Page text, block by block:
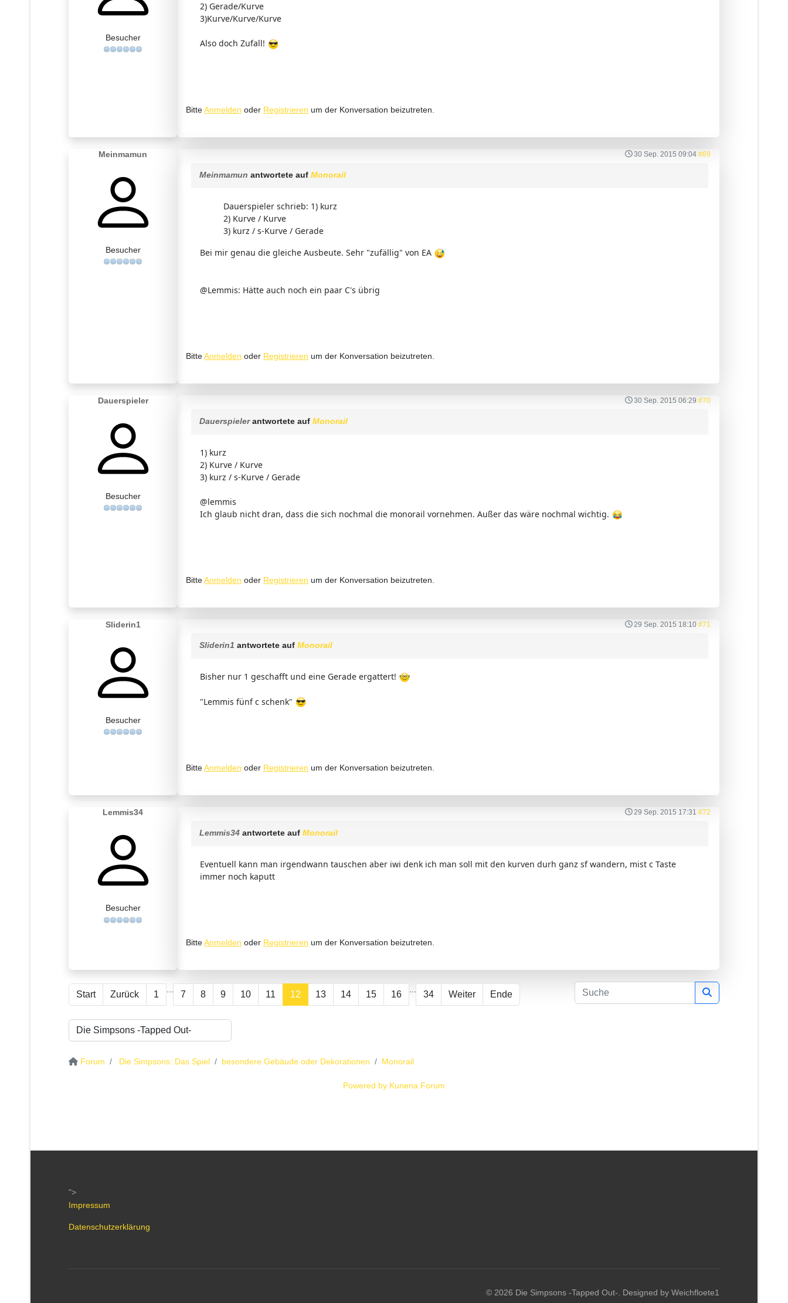
Besucher
2) Gerade/Kurve
3)Kurve/Kurve/Kurve
Also doch Zufall!
BitteAnmelden oder Registrieren um der Konversation beizutreten.
Meinmamun
Besucher
30 Sep. 2015 09:04 #69
Meinmamun antwortete auf Monorail
Dauerspieler schrieb: 1) kurz
2) Kurve / Kurve
3) kurz / s-Kurve / Gerade
Bei mir genau die gleiche Ausbeute. Sehr "zufällig" von EA
@Lemmis: Hätte auch noch ein paar C's übrig
BitteAnmelden oder Registrieren um der Konversation beizutreten.
Dauerspieler
Besucher
30 Sep. 2015 06:29 #70
Dauerspielerantwortete auf Monorail
1) kurz
2) Kurve / Kurve
3) kurz / s-Kurve / Gerade
@lemmis
Ich glaub nicht dran, dass die sich nochmal die monorail vornehmen. Außer das wäre nochmal wichtig.
BitteAnmelden oder Registrieren um der Konversation beizutreten.
Sliderin1
Besucher
29 Sep. 2015 18:10 #71
Sliderin1 antwortete auf Monorail
Bisher nur 1 geschafft und eine Gerade ergattert!
"Lemmis fünf c schenk"
BitteAnmelden oder Registrieren um der Konversation beizutreten.
Lemmis34
Besucher
29 Sep. 2015 17:31 #72
Lemmis34 antwortete auf Monorail
Eventuell kann man irgendwann tauschen aber iwi denk ich man soll mit den kurven durh ganz sf wandern, mist c Taste
immer noch kaputt
BitteAnmelden oder Registrieren um der Konversation beizutreten.
Start Zurück 1 ... 7 8 9 10 11 12 13 14 15 16 ... 34 Weiter Ende
Forum Die Simpsons: Das Spiel besondere Gebäude oder Dekorationen Monorail
Powered by Kunena Forum
">
Impressum
Datenschutzerklärung
© 2026 Die Simpsons -Tapped Out-. Designed by Weichfloete1